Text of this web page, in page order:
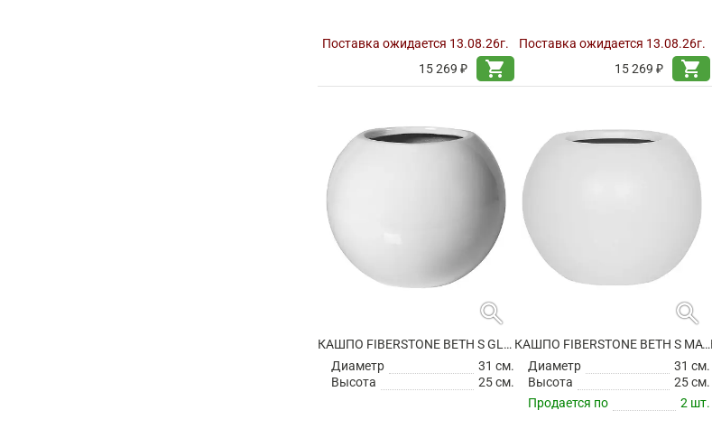
Поставка ожидается 13.08.26г.
15 269 ₽
shopping_cart
Поставка ожидается 13.08.26г.
15 269 ₽
shopping_cart
search
КАШПО FIBERSTONE BETH S GLOSSY WHITE
Диаметр
31 см.
Высота
25 см.
search
КАШПО FIBERSTONE BETH S MATT WHITE
Диаметр
31 см.
Высота
25 см.
Продается по
2 шт.